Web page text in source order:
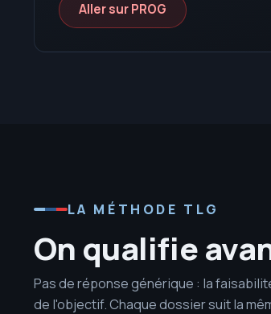
Aller sur PROG
LA MÉTHODE TLG
On qualifie
Pas de réponse générique : la
de l'objectif. Chaque dossier suit la